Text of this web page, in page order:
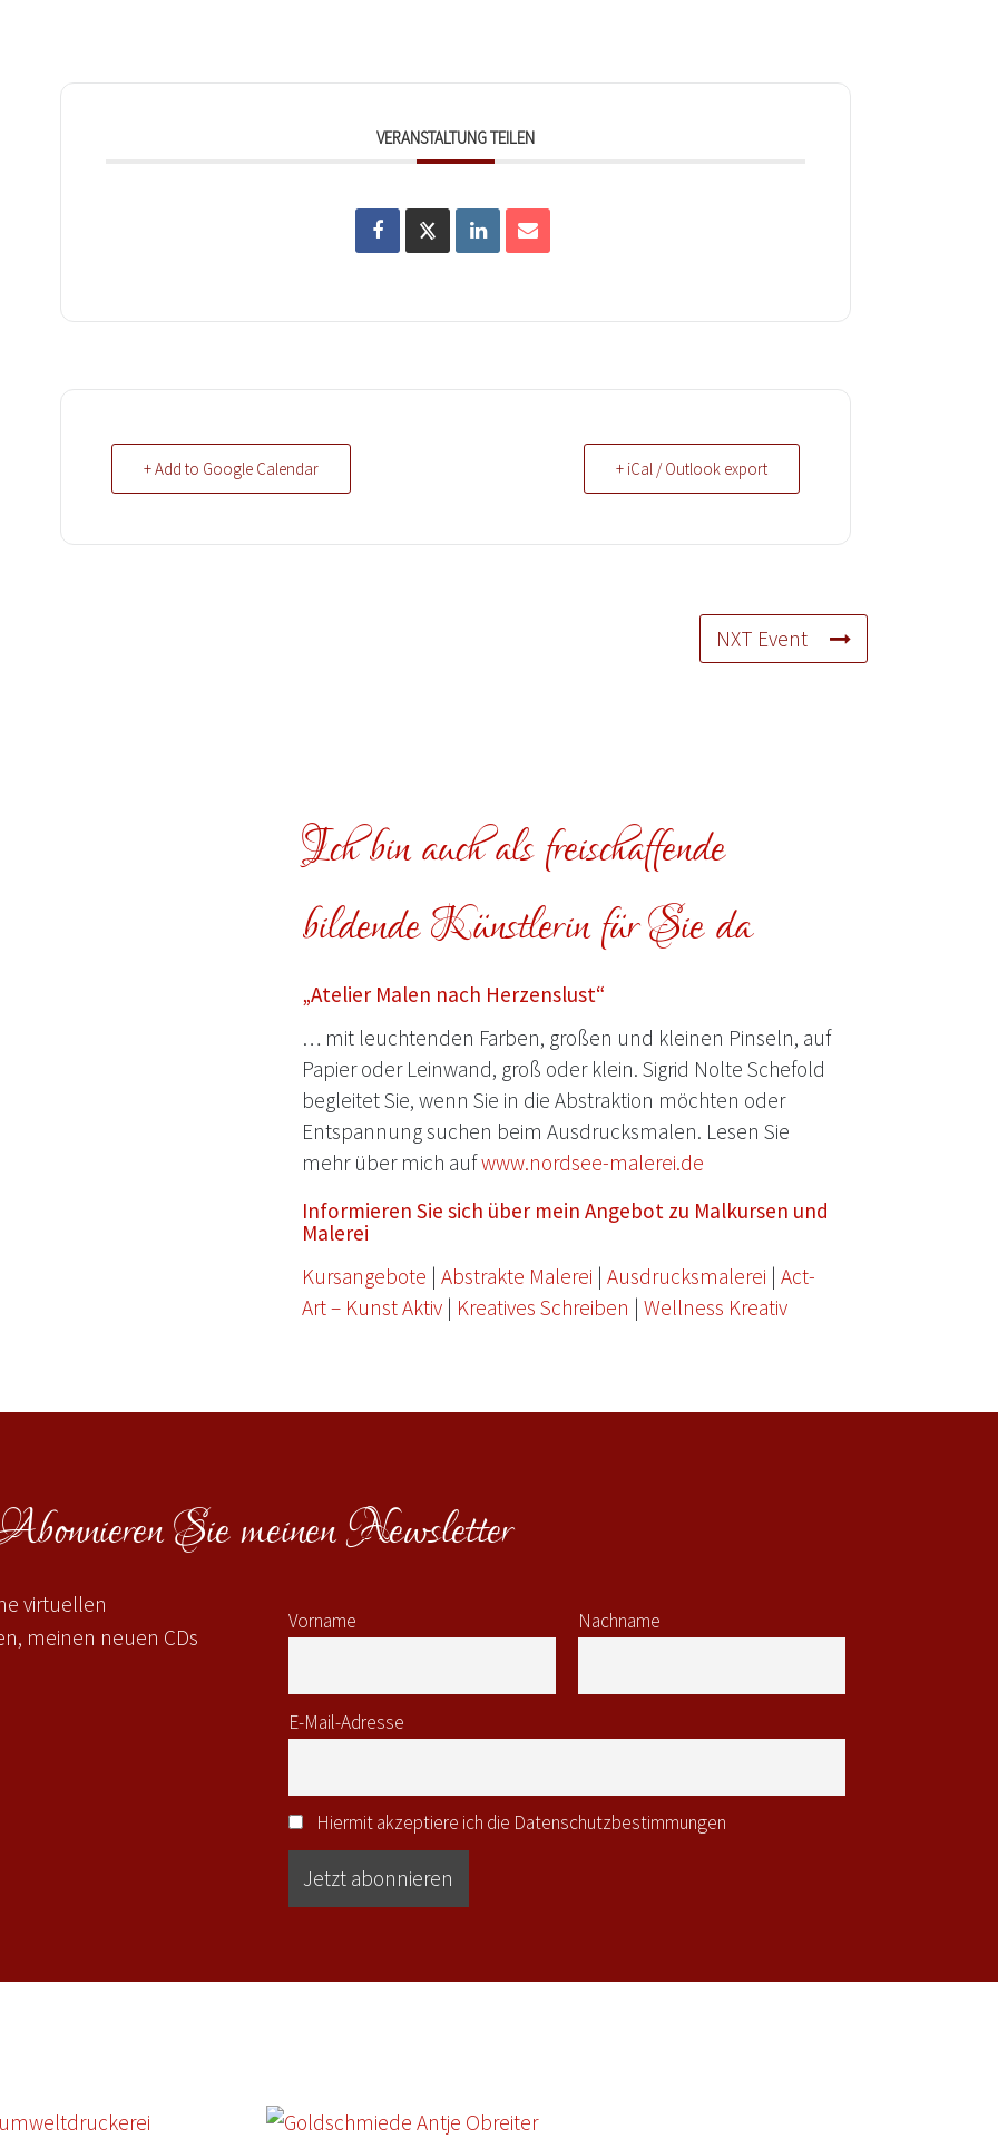
VERANSTALTUNG TEILEN
+ Add to Google Calendar + iCal / Outlook export
NXT Event
Ich bin auch als freischaffende
bildende Künstlerin für Sie da
„Atelier Malen nach Herzenslust“
… mit leuchtenden Farben, großen und kleinen Pinseln, auf
Papier oder Leinwand, groß oder klein. Sigrid Nolte Schefold
begleitet Sie, wenn Sie in die Abstraktion möchten oder
Entspannung suchen beim Ausdrucksmalen. Lesen Sie
mehr über mich aufwww.nordsee-malerei.de
Informieren Sie sich über mein Angebot zu Malkursen und
Malerei
Kursangebote | Abstrakte Malerei | Ausdrucksmalerei | Act-
Art – Kunst Aktiv | Kreatives Schreiben | Wellness Kreativ
Sie meinen Newsletter
virtuellen
meinen neuen CDs
Vorname Nachname
E-Mail-Adresse
Hiermit akzeptiere ich die Datenschutzbestimmungen